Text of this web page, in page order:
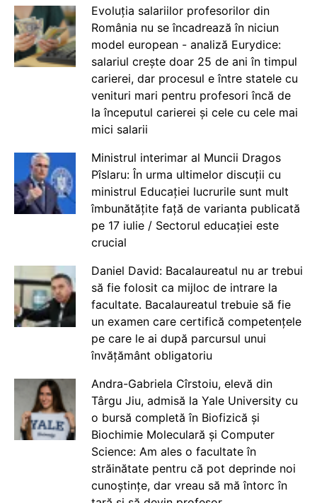
Evoluția salariilor profesorilor din
România nu se încadrează în niciun
model european - analiză Eurydice:
salariul crește doar 25 de ani în timpul
carierei, dar procesul e între statele cu
venituri mari pentru profesori încă de
la începutul carierei și cele cu cele mai
mici salarii
Ministrul interimar al Muncii Dragos
Pîslaru: În urma ultimelor discuții cu
ministrul Educației lucrurile sunt mult
îmbunătățite față de varianta publicată
pe 17 iulie / Sectorul educației este
crucial
Daniel David: Bacalaureatul nu ar trebui
să fie folosit ca mijloc de intrare la
facultate. Bacalaureatul trebuie să fie
un examen care certifică competențele
pe care le ai după parcursul unui
învățământ obligatoriu
Andra-Gabriela Cîrstoiu, elevă din
Târgu Jiu, admisă la Yale University cu
o bursă completă în Biofizică și
Biochimie Moleculară și Computer
Science: Am ales o facultate în
străinătate pentru că pot deprinde noi
cunoștințe, dar vreau să mă întorc în